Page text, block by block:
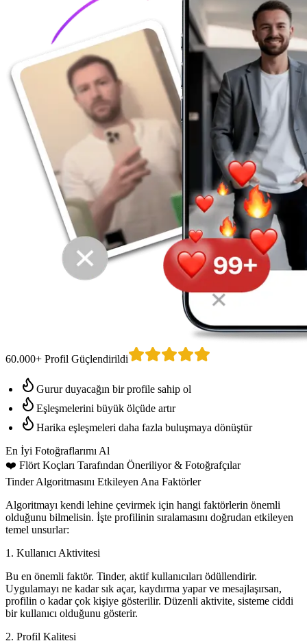
60.000+ Profil Güçlendirildi
Gurur duyacağın bir profile sahip ol
Eşleşmelerini büyük ölçüde artır
Harika eşleşmeleri daha fazla buluşmaya dönüştür
En İyi Fotoğraflarımı Al
❤️ Flört Koçları Tarafından Öneriliyor & Fotoğrafçılar
Tinder Algoritmasını Etkileyen Ana Faktörler
Algoritmayı kendi lehine çevirmek için hangi faktörlerin önemli
olduğunu bilmelisin. İşte profilinin sıralamasını doğrudan etkileyen
temel unsurlar:
1. Kullanıcı Aktivitesi
Bu en önemli faktör. Tinder, aktif kullanıcıları ödüllendirir.
Uygulamayı ne kadar sık açar, kaydırma yapar ve mesajlaşırsan,
profilin o kadar çok kişiye gösterilir. Düzenli aktivite, sisteme ciddi
bir kullanıcı olduğunu gösterir.
2. Profil Kalitesi